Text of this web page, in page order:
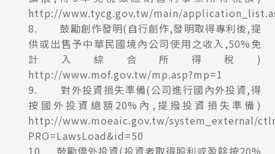
http://www.tycg.gov.tw/main/
8. 鼓勵創作發明(自行創作,發明取得專利後,提
供或出售予中華民國境內公司使用之收入,50%免
計入綜合所得稅)
http://www.mof.gov.tw/mp.asp?mp=1
9. 對外投資損失準備(公司進行國內外投資,得
按國外投資總額20%內,提撥投資損失準備)
http://www.moeaic.gov.tw/system_external/
PRO=LawsLoad&id=50
10. 鼓勵僑外投資(投資者取得股利或盈餘按20%